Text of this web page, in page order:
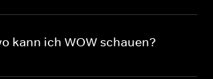
kann ich WOW schauen?